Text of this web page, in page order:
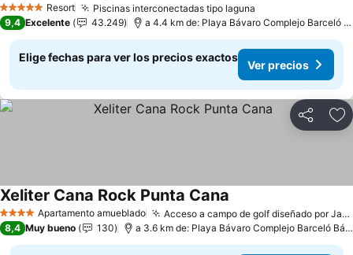
5 Estrellas Resort Piscinas interconectadas tipo laguna
9,4 Excelente 43.249 a 4.4 km de: Playa Bávaro Complejo Barceló Bávaro
Elige fechas para ver los precios exactos
Ver precios
Compartir
4 EstrellasApartamento amueblado Acceso a campo de golf diseñado por Jack Nicklaus
Xeliter Cana Rock Punta Cana
8,4 Muy bueno 130 a 3.6 km de: Playa Bávaro Complejo Barceló Bávaro